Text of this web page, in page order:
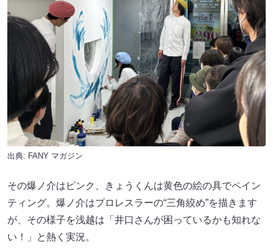
出典: FANY マガジン
その爆ノ介はピンク、きょうくんは黄色の絵の具でペイン
ティング。爆ノ介はプロレスラーの“三角絞め”を描きます
が、その様子を浅越は「井口さんが困っているかも知れな
い！」と熱く実況。